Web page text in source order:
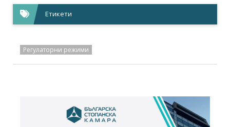
Етикети
Регулаторни режими